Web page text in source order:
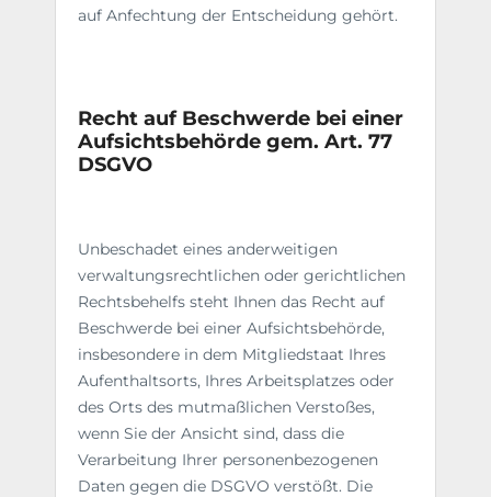
auf Anfechtung der Entscheidung gehört.
Recht auf Beschwerde bei einer
Aufsichtsbehörde gem. Art. 77
DSGVO
Unbeschadet eines anderweitigen
verwaltungsrechtlichen oder gerichtlichen
Rechtsbehelfs steht Ihnen das Recht auf
Beschwerde bei einer Aufsichtsbehörde,
insbesondere in dem Mitgliedstaat Ihres
Aufenthaltsorts, Ihres Arbeitsplatzes oder
des Orts des mutmaßlichen Verstoßes,
wenn Sie der Ansicht sind, dass die
Verarbeitung Ihrer personenbezogenen
Daten gegen die DSGVO verstößt. Die